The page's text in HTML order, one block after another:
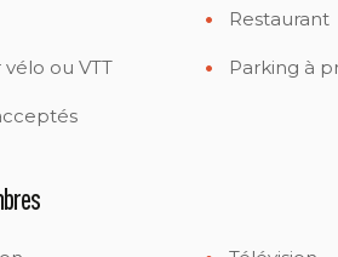
Restaurant
ou VTT Parking à